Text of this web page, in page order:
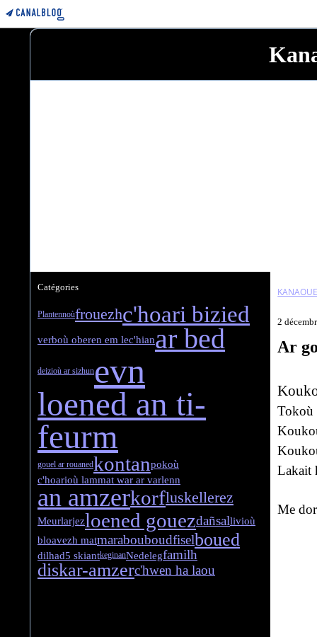
Catégories
Plantennoùfrouezhc'hoari bizied
verboù oberen em lec'hianar bed
deizioù ar sizhunevn
loened an ti-
feurm
gouel ar rouanedkontanpokoù
c'hoarioù lammat war ar varlenn
an amzerkorfluskellerez
Meurlarjezloened gouezdañsallivioù
bloavezh matmarabouboudfiselboued
dilhad5 skiantkeginanNedelegfamilh
diskar-amzerc'hwen ha laou
2
Ar
Tokoù
Lakait
Me